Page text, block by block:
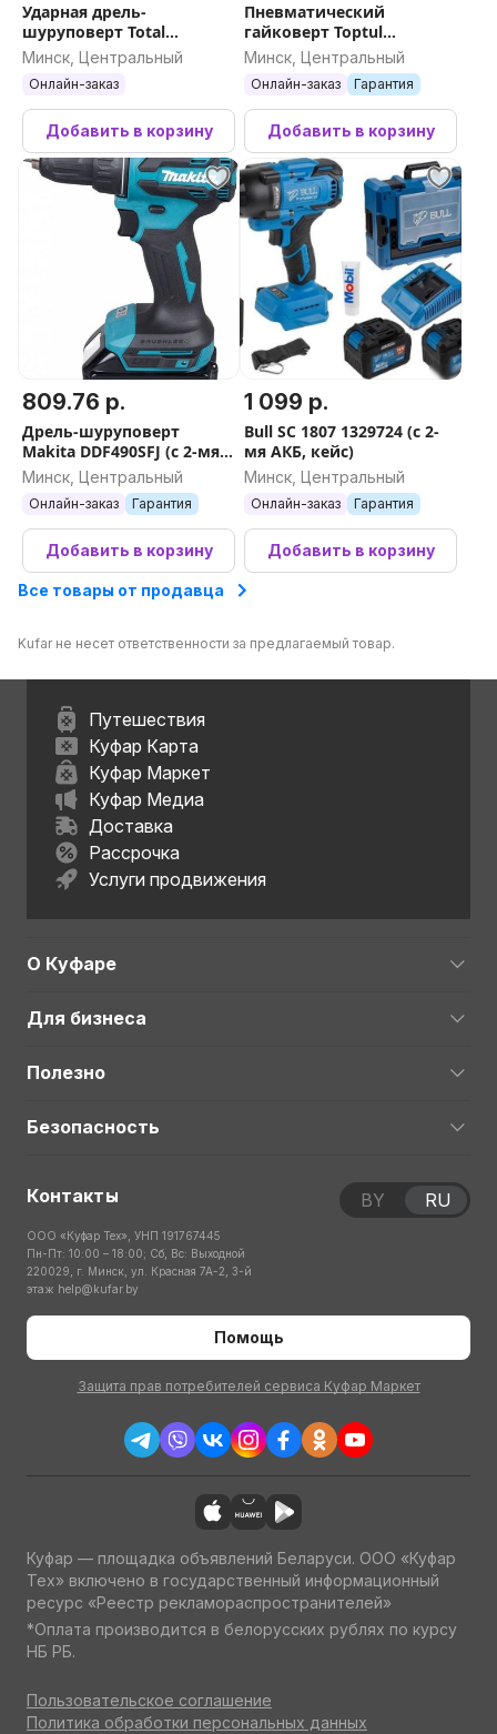
Ударная дрель-
шуруповерт Total
TIDLI201668 (с 2-мя АКБ,
Минск, Центральный
Онлайн-заказ
Добавить в корзину
Пневматический
гайковерт Toptul
KAAB1660
Минск, Центральный
Онлайн-заказ Гарантия
Добавить в корзину
809.76 р.
Дрель-шуруповерт
Makita DDF490SFJ (с 2-мя
АКБ, кейс)
Минск, Центральный
Онлайн-заказ Гарантия
Добавить в корзину
1 099 р.
Bull SC 1807 1329724 (с 2-
мя АКБ, кейс)
Минск, Центральный
Онлайн-заказ Гарантия
Добавить в корзину
Все товары от продавца
Kufar не несет ответственности за предлагаемый товар.
Путешествия
Куфар Карта
Куфар Маркет
Куфар Медиа
Доставка
Рассрочка
Услуги продвижения
О Куфаре
Для бизнеса
Полезно
Безопасность
Контакты
ООО «Куфар Тех», УНП 191767445
Пн-Пт: 10:00 – 18:00; Сб, Вс: Выходной
220029, г. Минск, ул. Красная 7А-2, 3-й
этаж help@kufar.by
Помощь
Защита прав потребителей сервиса Куфар Маркет
BY RU
Куфар — площадка объявлений Беларуси. ООО «Куфар
Тех» включено в государственный информационный
ресурс «Реестр рекламораспространителей»
*Оплата производится в белорусских рублях по курсу
НБ РБ.
Пользовательское соглашение
Политика обработки персональных данных